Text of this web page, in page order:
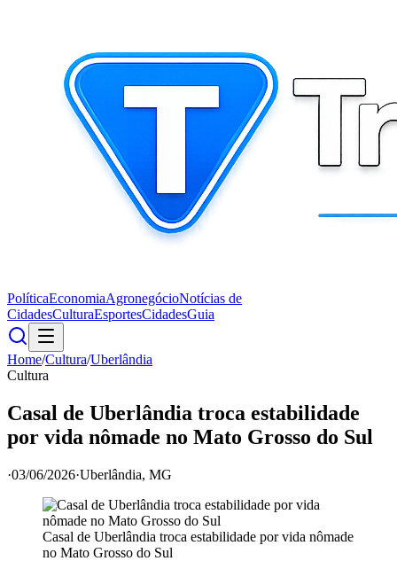
PolíticaEconomiaAgronegócioNotícias de
CidadesCulturaEsportesCidadesGuia
Home/Cultura/Uberlândia
Cultura
Casal de Uberlândia troca estabilidade
por vida nômade no Mato Grosso do Sul
·03/06/2026·Uberlândia, MG
Casal de Uberlândia troca estabilidade por vida nômade
no Mato Grosso do Sul